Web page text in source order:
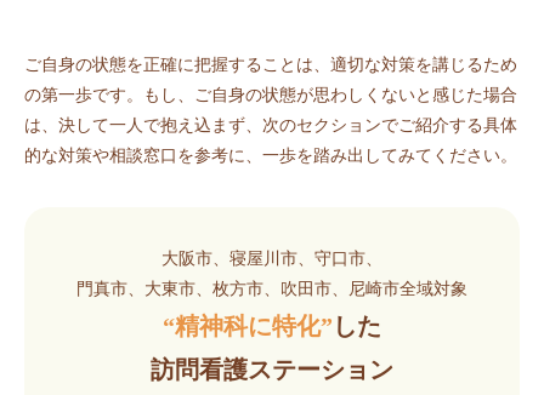
ご自身の状態を正確に把握することは、適切な対策を講じるため
の第一歩です。もし、ご自身の状態が思わしくないと感じた場合
は、決して一人で抱え込まず、次のセクションでご紹介する具体
的な対策や相談窓口を参考に、一歩を踏み出してみてください。
大阪市、寝屋川市、守口市、
門真市、大東市、枚方市、吹田市、尼崎市全域対象
“精神科に特化” した
訪問看護ステーション